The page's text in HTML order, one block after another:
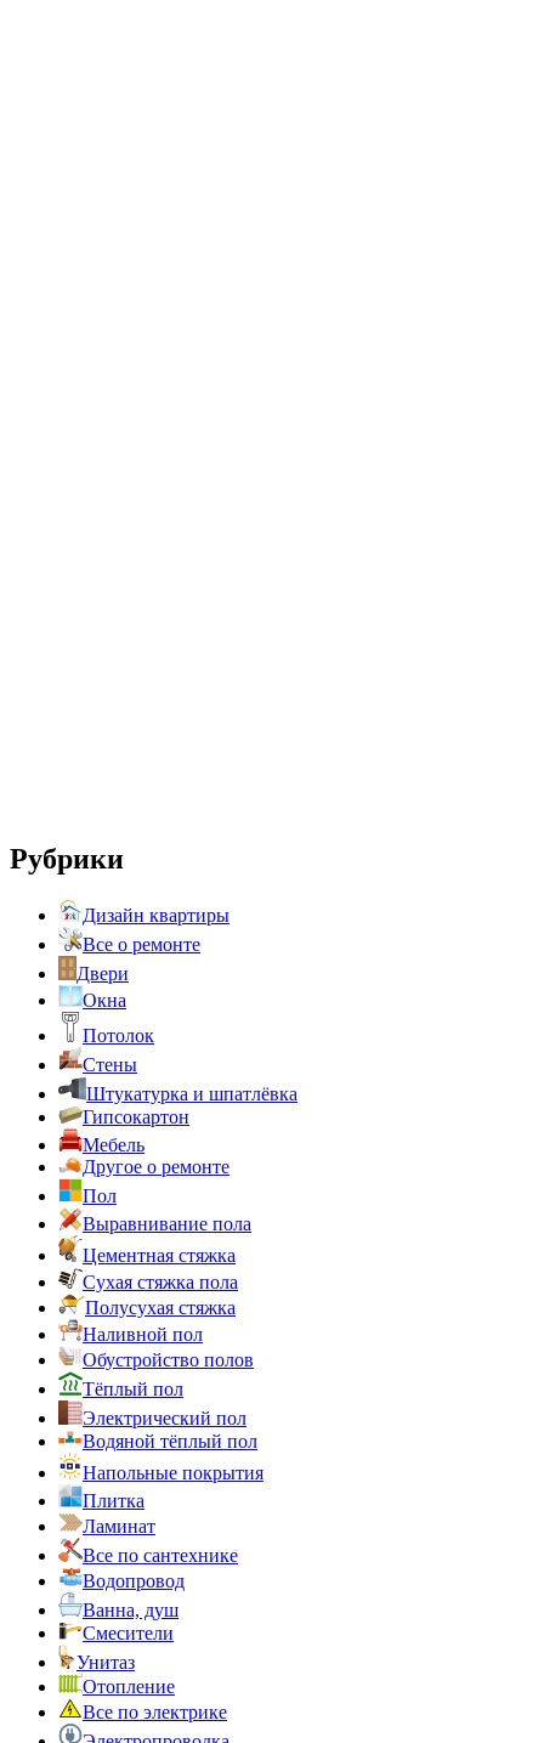
Рубрики
Дизайн квартиры
Все о ремонте
Двери
Окна
Потолок
Стены
Штукатурка и шпатлёвка
Гипсокартон
Мебель
Другое о ремонте
Пол
Выравнивание пола
Цементная стяжка
Сухая стяжка пола
Полусухая стяжка
Наливной пол
Обустройство полов
Тёплый пол
Электрический пол
Водяной тёплый пол
Напольные покрытия
Плитка
Ламинат
Все по сантехнике
Водопровод
Ванна, душ
Смесители
Унитаз
Отопление
Все по электрике